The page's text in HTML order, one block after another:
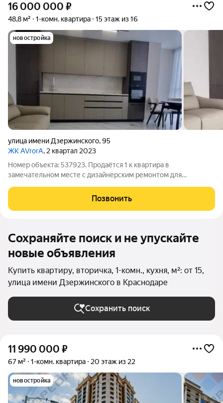
16 000 000 ₽
48,8 м² 1-комн. квартира 15 этаж из 16
новостройка
улица имени Дзержинского,95
ЖК AVrorA, 2 квартал 2023
Номер объекта: 537923. Продаётся 1 к квартира в
замечательном месте с дизайнерским ремонтом для
Кухня оборудована полностью Техника вся встроенна.
Столешница керамика. Электрика продуманна до
Позвонить
Сохраняйте поиск и не упускайте
новые объявления
Купить квартиру, вторичка, 1-комн., кухня, м²: от 15,
улица имени Дзержинского в Краснодаре
Сохранить поиск
11 990 000 ₽
67 м² 1-комн. квартира 20 этаж из 22
новостройка